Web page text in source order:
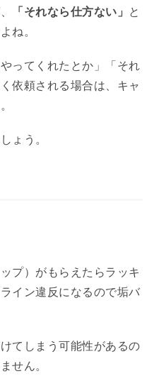
「それなら仕方ない」 と
ね。
ってくれたとか」「それ
依頼される場合は、キャ
ょう。
プ）がもらえたらラッキ
イン違反になるので垢バ
てしまう可能性があるの
せん。